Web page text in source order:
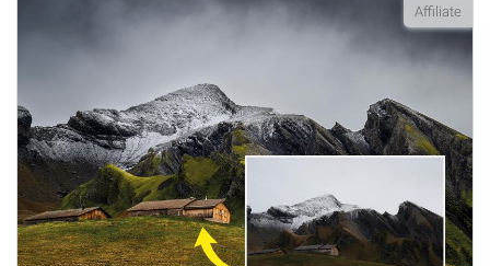
Affiliate